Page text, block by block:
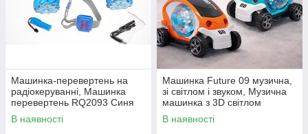
Машинка-перевертень на
радіокеруванні, Машинка
перевертень RQ2093 Синя
В наявності
Машинка Future 09 музична,
зі світлом і звуком, Музична
машинка з 3D світлом
В наявності